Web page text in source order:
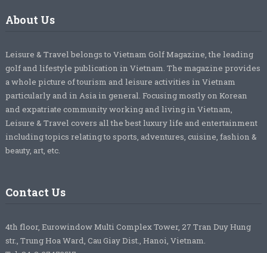
About Us
Leisure & Travel belongs to Vietnam Golf Magazine, the leading
golf and lifestyle publication in Vietnam. The magazine provides
a whole picture of tourism and leisure activities in Vietnam
particularly and in Asia in general. Focusing mostly on Korean
and expatriate community working and living in Vietnam,
Leisure & Travel covers all the best luxury life and entertainment
including topics relating to sports, adventures, cuisine, fashion &
beauty, art, etc.
Contact Us
4th floor, Eurowindow Multi Complex Tower, 27 Tran Duy Hung
str., Trung Hoa Ward, Cau Giay Dist., Hanoi, Vietnam.